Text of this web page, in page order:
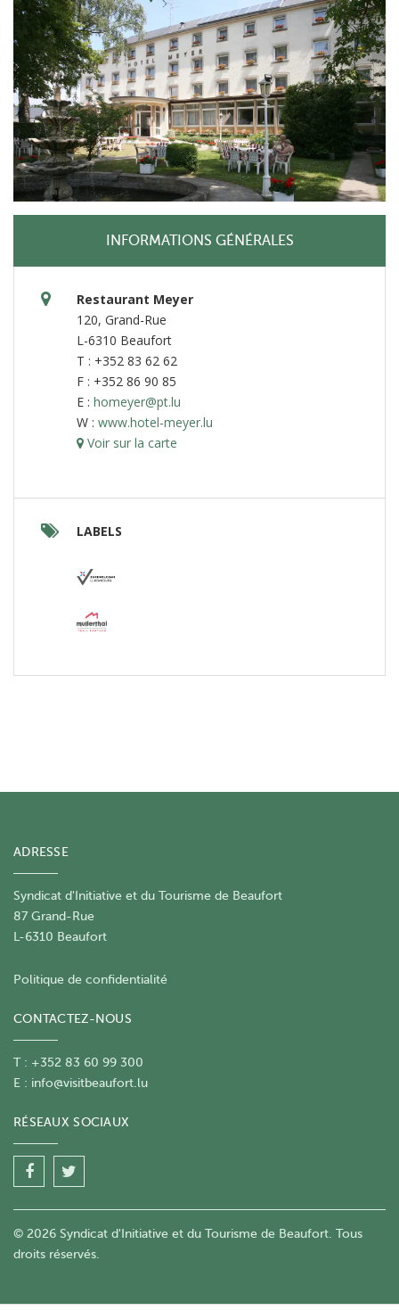
INFORMATIONS GÉNÉRALES
Restaurant Meyer
120, Grand-Rue
L-6310 Beaufort
T : +352 83 62 62
F : +352 86 90 85
E : homeyer@pt.lu
W : www.hotel-meyer.lu
Voir sur la carte
LABELS
ADRESSE
Syndicat d'Initiative et du Tourisme de Beaufort
87 Grand-Rue
L-6310 Beaufort
Politique de confidentialité
CONTACTEZ-NOUS
T : +352 83 60 99 300
E : info@visitbeaufort.lu
RÉSEAUX SOCIAUX
© 2026 Syndicat d'Initiative et du Tourisme de Beaufort. Tous
droits réservés.